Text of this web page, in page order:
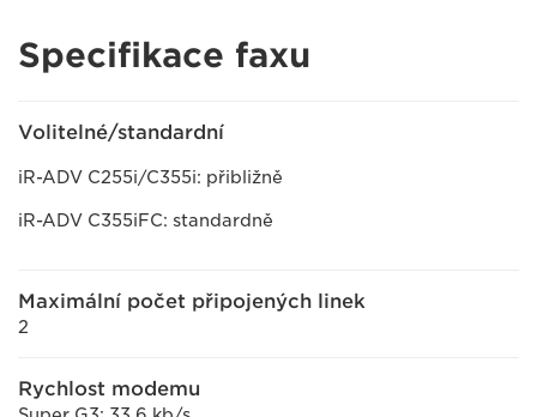
Specifikace faxu
Volitelné/standardní
iR-ADV C255i/C355i: přibližně
iR-ADV C355iFC: standardně
Maximální počet připojených linek
2
Rychlost modemu